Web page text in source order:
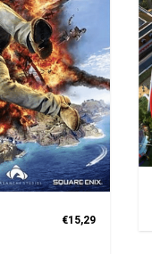
€15,29